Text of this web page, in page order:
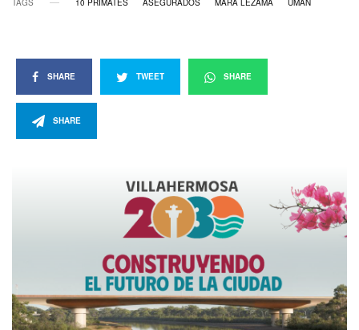
TAGS 10 PRIMATES ASEGURADOS MARA LEZAMA UMÁN
SHARE TWEET SHARE
SHARE